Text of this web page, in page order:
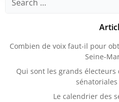
for:
Combien de voix faut-il pour
Seine-
Qui sont les grands
sénatoriales
Le calendrier des